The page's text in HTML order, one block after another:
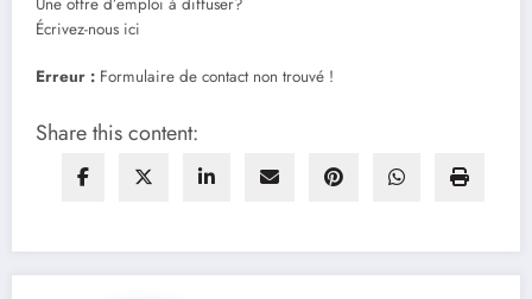
Écrivez-nous ici
Erreur : Formulaire de contact non trouvé !
Share this content: